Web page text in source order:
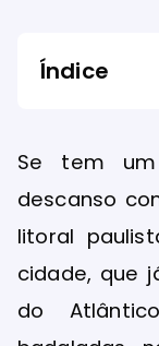
Índice
Se tem
descanso
litoral
cidade, que
do